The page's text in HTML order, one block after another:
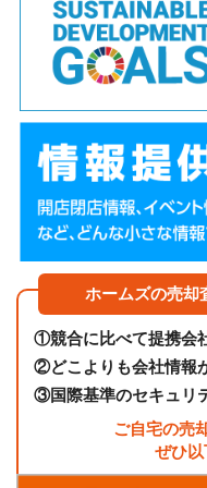
ホームズの売却
①競合に比べて提携会
②どこよりも会社情報
③国際基準のセキュリ
ご自宅の売
ぜひ